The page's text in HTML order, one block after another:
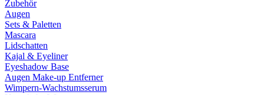
Zubehör
Augen
Sets & Paletten
Mascara
Lidschatten
Kajal & Eyeliner
Eyeshadow Base
Augen Make-up Entferner
Wimpern-Wachstumsserum